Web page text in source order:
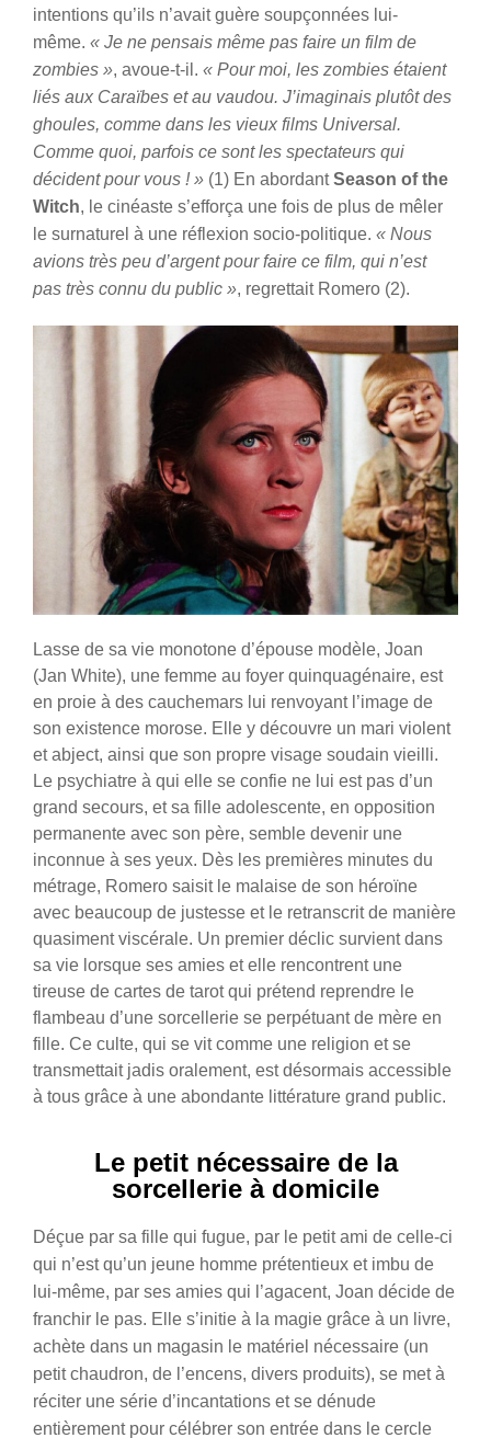
intentions qu’ils n’avait guère soupçonnées lui-
même. « Je ne pensais même pas faire un film de
zombies », avoue-t-il. « Pour moi, les zombies étaient
liés aux Caraïbes et au vaudou. J’imaginais plutôt des
ghoules, comme dans les vieux films Universal.
Comme quoi, parfois ce sont les spectateurs qui
décident pour vous ! » (1) En abordantSeason of the
Witch, le cinéaste s’efforça une fois de plus de mêler
le surnaturel à une réflexion socio-politique. « Nous
avions très peu d’argent pour faire ce film, qui n’est
pas très connu du public », regrettait Romero (2).
Lasse de sa vie monotone d’épouse modèle, Joan
(Jan White), une femme au foyer quinquagénaire, est
en proie à des cauchemars lui renvoyant l’image de
son existence morose. Elle y découvre un mari violent
et abject, ainsi que son propre visage soudain vieilli.
Le psychiatre à qui elle se confie ne lui est pas d’un
grand secours, et sa fille adolescente, en opposition
permanente avec son père, semble devenir une
inconnue à ses yeux. Dès les premières minutes du
métrage, Romero saisit le malaise de son héroïne
avec beaucoup de justesse et le retranscrit de manière
quasiment viscérale. Un premier déclic survient dans
sa vie lorsque ses amies et elle rencontrent une
tireuse de cartes de tarot qui prétend reprendre le
flambeau d’une sorcellerie se perpétuant de mère en
fille. Ce culte, qui se vit comme une religion et se
transmettait jadis oralement, est désormais accessible
à tous grâce à une abondante littérature grand public.
Le petit nécessaire de la
sorcellerie à domicile
Déçue par sa fille qui fugue, par le petit ami de celle-ci
qui n’est qu’un jeune homme prétentieux et imbu de
lui-même, par ses amies qui l’agacent, Joan décide de
franchir le pas. Elle s’initie à la magie grâce à un livre,
achète dans un magasin le matériel nécessaire (un
petit chaudron, de l’encens, divers produits), se met à
réciter une série d’incantations et se dénude
entièrement pour célébrer son entrée dans le cercle